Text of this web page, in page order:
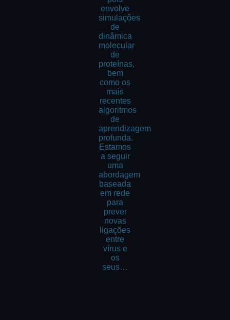
envolve
simulações
de
dinâmica
molecular
de
proteínas,
bem
como os
mais
recentes
algoritmos
de
aprendizagem
profunda.
Estamos
a seguir
uma
abordagem
baseada
em rede
para
prever
novas
ligações
entre
vírus e
os
seus…